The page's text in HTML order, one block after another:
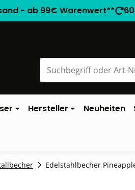
- ab 99€ Warenwert**
Hersteller Neuheiten
Edelstahlbecher